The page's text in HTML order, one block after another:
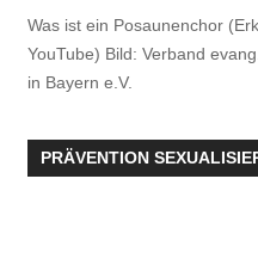
Was ist ein Posaunenchor
YouTube) Bild: Verband
in Bayern e.V.
PRÄVENTION